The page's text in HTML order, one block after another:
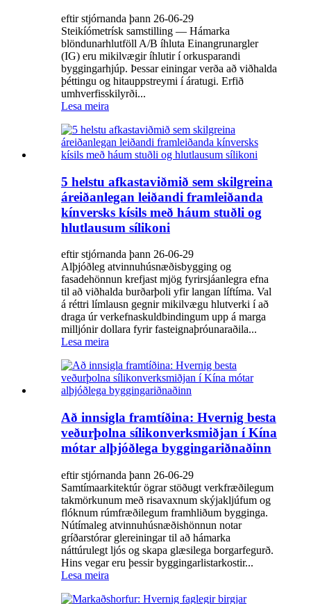
eftir stjórnanda þann 26-06-29
Steikíómetrísk samstilling — Hámarka
blöndunarhlutföll A/B íhluta Einangrunargler
(IG) eru mikilvægir íhlutir í orkusparandi
byggingarhjúp. Þessar einingar verða að viðhalda
þéttingu og hitauppstreymi í áratugi. Erfið
umhverfisskilyrði...
Lesa meira
5 helstu afkastaviðmið sem skilgreina
áreiðanlegan leiðandi framleiðanda
kínversks kísils með háum stuðli og
hlutlausum sílikoni
eftir stjórnanda þann 26-06-29
Alþjóðleg atvinnuhúsnæðisbygging og
fasadehönnun krefjast mjög fyrirsjáanlegra efna
til að viðhalda burðarþoli yfir langan líftíma. Val
á réttri límlausn gegnir mikilvægu hlutverki í að
draga úr verkefnaskuldbindingum upp á marga
milljónir dollara fyrir fasteignaþróunaraðila...
Lesa meira
Að innsigla framtíðina: Hvernig besta
veðurþolna sílikonverksmiðjan í Kína
mótar alþjóðlega byggingariðnaðinn
eftir stjórnanda þann 26-06-29
Samtímaarkitektúr ögrar stöðugt verkfræðilegum
takmörkunum með risavaxnum skýjakljúfum og
flóknum rúmfræðilegum framhliðum bygginga.
Nútímaleg atvinnuhúsnæðishönnun notar
gríðarstórar glereiningar til að hámarka
náttúrulegt ljós og skapa glæsilega borgarfegurð.
Hins vegar eru þessir byggingarlistarkostir...
Lesa meira